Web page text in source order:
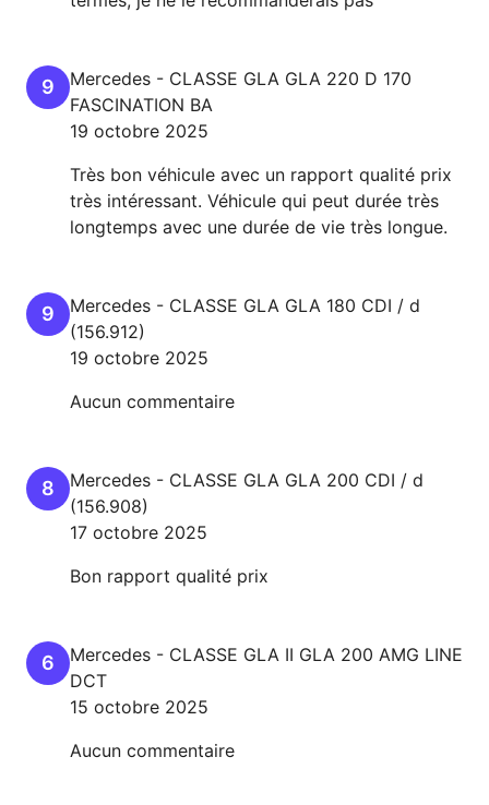
9 Mercedes - CLASSE GLA GLA 220 D 170
FASCINATION BA
19 octobre 2025
Très bon véhicule avec un rapport qualité prix
très intéressant. Véhicule qui peut durée très
longtemps avec une durée de vie très longue.
9 Mercedes - CLASSE GLA GLA 180 CDI / d
(156.912)
19 octobre 2025
Aucun commentaire
8 Mercedes - CLASSE GLA GLA 200 CDI / d
(156.908)
17 octobre 2025
Bon rapport qualité prix
6 Mercedes - CLASSE GLA II GLA 200 AMG LINE
DCT
15 octobre 2025
Aucun commentaire